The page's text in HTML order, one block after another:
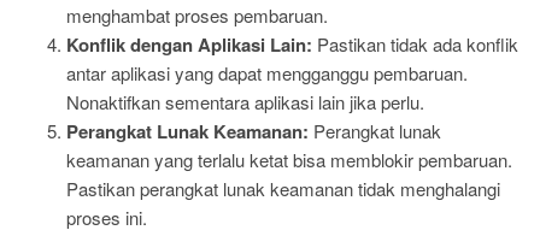
menghambat proses pembaruan.
Konflik dengan Aplikasi Lain: Pastikan tidak ada konflik
antar aplikasi yang dapat mengganggu pembaruan.
Nonaktifkan sementara aplikasi lain jika perlu.
Perangkat Lunak Keamanan: Perangkat lunak
keamanan yang terlalu ketat bisa memblokir pembaruan.
Pastikan perangkat lunak keamanan tidak menghalangi
proses ini.